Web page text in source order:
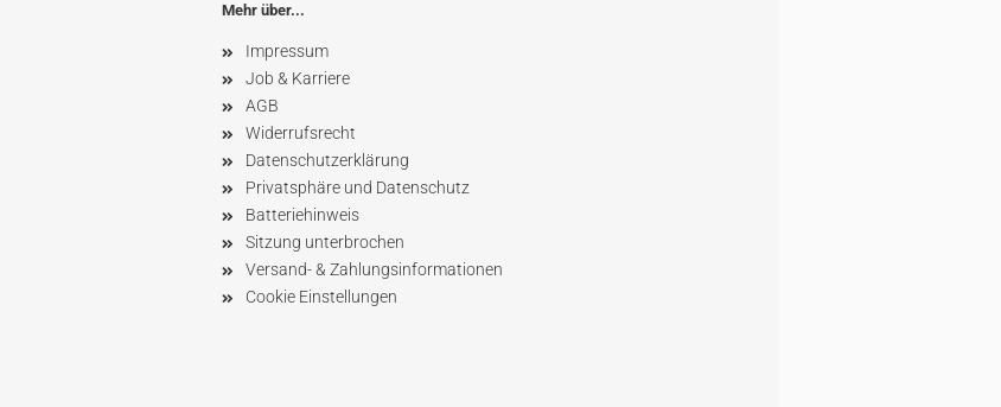
Mehr über...
Impressum
Job & Karriere
AGB
Widerrufsrecht
Datenschutzerklärung
Privatsphäre und Datenschutz
Batteriehinweis
Sitzung unterbrochen
Versand- & Zahlungsinformationen
Cookie Einstellungen